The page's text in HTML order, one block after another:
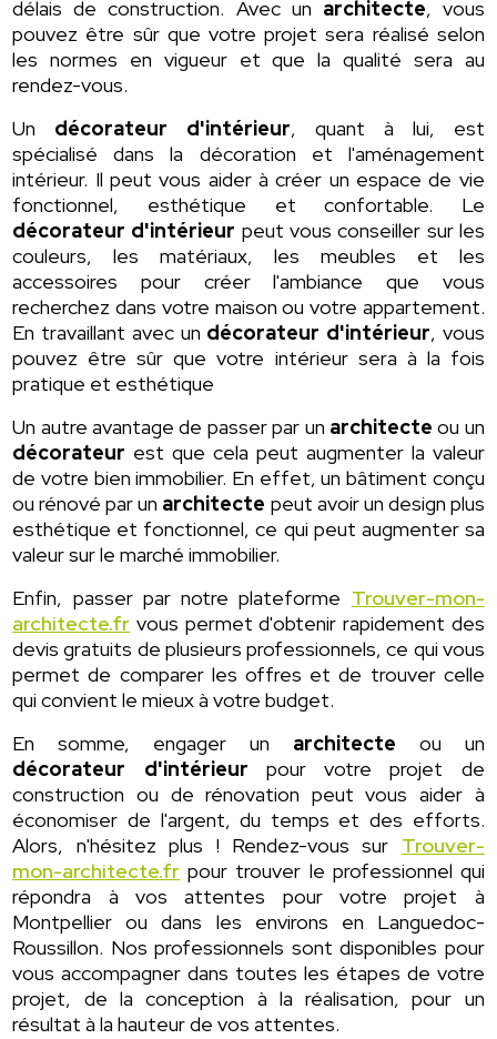
délais de construction. Avec un architecte, vous
pouvez être sûr que votre projet sera réalisé selon
les normes en vigueur et que la qualité sera au
rendez-vous.
Un décorateur d'intérieur, quant à lui, est
spécialisé dans la décoration et l'aménagement
intérieur. Il peut vous aider à créer un espace de vie
fonctionnel, esthétique et confortable. Le
décorateur d'intérieur peut vous conseiller sur les
couleurs, les matériaux, les meubles et les
accessoires pour créer l'ambiance que vous
recherchez dans votre maison ou votre appartement.
En travaillant avec un décorateur d'intérieur, vous
pouvez être sûr que votre intérieur sera à la fois
pratique et esthétique
Un autre avantage de passer par un architecte ou un
décorateur est que cela peut augmenter la valeur
de votre bien immobilier. En effet, un bâtiment conçu
ou rénové par un architecte peut avoir un design plus
esthétique et fonctionnel, ce qui peut augmenter sa
valeur sur le marché immobilier.
Enfin, passer par notre plateforme Trouver-mon-
architecte.fr vous permet d'obtenir rapidement des
devis gratuits de plusieurs professionnels, ce qui vous
permet de comparer les offres et de trouver celle
qui convient le mieux à votre budget.
En somme, engager un architecte ou un
décorateur d'intérieur pour votre projet de
construction ou de rénovation peut vous aider à
économiser de l'argent, du temps et des efforts.
Alors, n'hésitez plus ! Rendez-vous sur Trouver-
mon-architecte.fr pour trouver le professionnel qui
répondra à vos attentes pour votre projet à
Montpellier ou dans les environs en Languedoc-
Roussillon. Nos professionnels sont disponibles pour
vous accompagner dans toutes les étapes de votre
projet, de la conception à la réalisation, pour un
résultat à la hauteur de vos attentes.